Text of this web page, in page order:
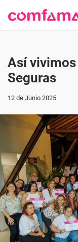
Así
Seguras
12 de Junio 2025